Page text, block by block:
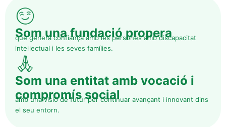
Som una fundació propera
que genera confiança amb les persones amb discapacitat
intel·lectual i les seves famílies.
Som una entitat amb vocació i
compromís social
amb una visió de futur per continuar avançant i innovant dins
el seu entorn.